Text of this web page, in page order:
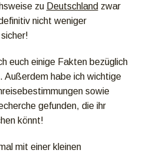
zu Deutschland zwar
nicht weniger
euch einige Fakten bezüglich
Außerdem habe ich wichtige
sowie
gefunden, die ihr
könnt!
mit einer kleinen